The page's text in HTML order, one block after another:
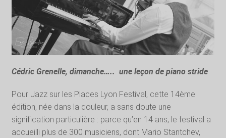
Cédric Grenelle, dimanche….. une leçon de piano stride
Pour Jazz sur les Places Lyon Festival, cette 14ème
édition, née dans la douleur, a sans doute une
signification particulière : parce qu’en 14 ans, le festival a
accueilli plus de 300 musiciens, dont Mario Stantchev,